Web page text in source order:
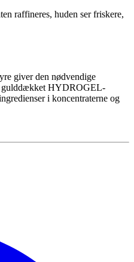
raffineres, huden ser friskere,
giver den nødvendige
gulddækket HYDROGEL-
i koncentraterne og